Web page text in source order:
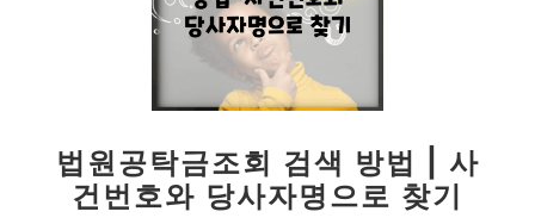
법원공탁금조회 검색 방법 | 사
건번호와 당사자명으로 찾기